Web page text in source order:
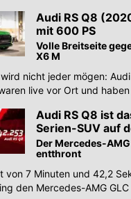
Audi RS Q8
mit 600 PS
Volle Breitseite
X6 M
nicht jeder mögen:
live vor Ort und
Audi RS Q8 ist
Serien-SUV auf
Der Mercedes-
entthront
von 7 Minuten und 42,2
den Mercedes-AMG